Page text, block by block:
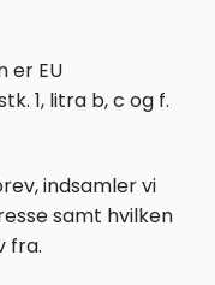
er EU
1, litra b, c og f.
indsamler vi
samt hvilken
fra.